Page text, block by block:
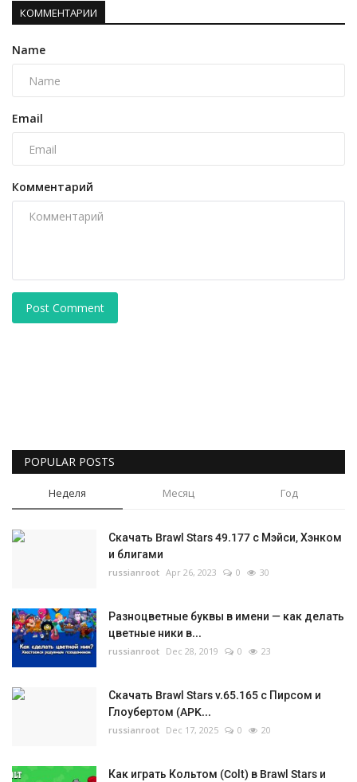
КОММЕНТАРИИ
Name
Email
Комментарий
Post Comment
POPULAR POSTS
Неделя Месяц Год
Скачать Brawl Stars 49.177 с Мэйси, Хэнком
и блигами
russianroot Apr 26, 2023 0 30
Разноцветные буквы в имени — как делать
цветные ники в...
russianroot Dec 28, 2019 0 23
Скачать Brawl Stars v.65.165 с Пирсом и
Глоубертом (APK...
russianroot Dec 17, 2025 0 20
Как играть Кольтом (Colt) в Brawl Stars и